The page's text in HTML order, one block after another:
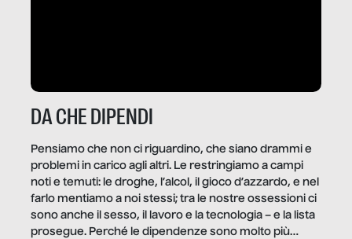
DA CHE DIPENDI
Pensiamo che non ci riguardino, che siano drammi e
problemi in carico agli altri. Le restringiamo a campi
noti e temuti: le droghe, l’alcol, il gioco d’azzardo, e nel
farlo mentiamo a noi stessi; tra le nostre ossessioni ci
sono anche il sesso, il lavoro e la tecnologia – e la lista
prosegue. Perché le dipendenze sono molto più